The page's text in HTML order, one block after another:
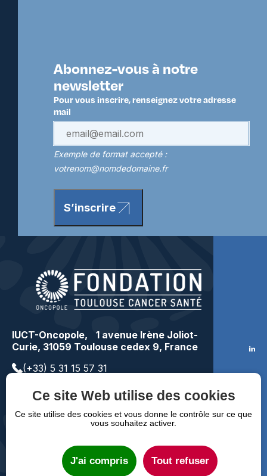
Abonnez-vous à notre
newsletter
Pour vous inscrire, renseignez votre adresse
mail
Exemple de format accepté :
votrenom@nomdedomaine.fr
S’inscrire
IUCT-Oncopole, 1 avenue Irène Joliot-
Curie, 31059 Toulouse cedex 9, France
(+33) 5 31 15 57 31
Faire un don
Ce site Web utilise des cookies
Ce site utilise des cookies et vous donne le contrôle sur ce que
vous souhaitez activer.
J'ai compris Tout refuser